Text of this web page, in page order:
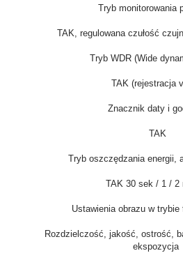
Tryb monitorowania
TAK, regulowana czułość
Tryb WDR (Wide
TAK (rejestracja
Znacznik daty i
TAK
Tryb oszczędzania energii,
TAK 30 sek / 1 / 2
Ustawienia obrazu w trybie
Rozdzielczość, jakość, ostrość,
ekspozycja